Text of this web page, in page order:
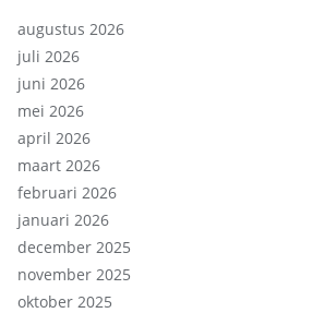
augustus 2026
juli 2026
juni 2026
mei 2026
april 2026
maart 2026
februari 2026
januari 2026
december 2025
november 2025
oktober 2025